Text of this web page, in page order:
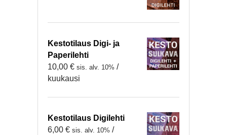
Kestotilaus Digi- ja
Paperilehti
10,00 € sis. alv. 10% /
kuukausi
Kestotilaus Digilehti
6,00 € sis. alv. 10% /